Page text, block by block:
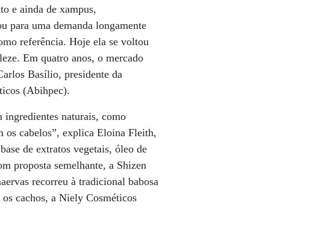
e ainda de xampus,
para uma demanda longamente
referência. Hoje ela se voltou
Em quatro anos, o mercado
Basílio, presidente da
(Abihpec).
ingredientes naturais, como
os cabelos”, explica Eloina Fleith,
de extratos vegetais, óleo de
proposta semelhante, a Shizen
recorreu à tradicional babosa
cachos, a Niely Cosméticos